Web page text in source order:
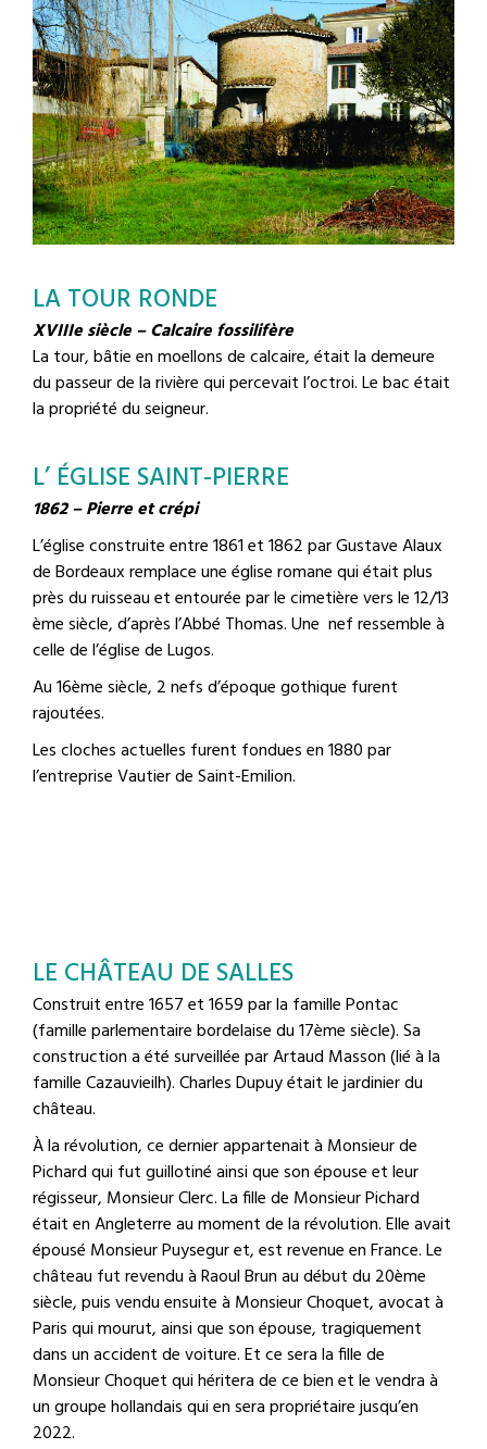
LA TOUR RONDE
XVIIIe siècle – Calcaire fossilifère
La tour, bâtie en moellons de calcaire, était la demeure
du passeur de la rivière qui percevait l’octroi. Le bac était
la propriété du seigneur.
L’ ÉGLISE SAINT-PIERRE
1862 – Pierre et crépi
L’église construite entre 1861 et 1862 par Gustave Alaux
de Bordeaux remplace une église romane qui était plus
près du ruisseau et entourée par le cimetière vers le 12/13
ème siècle, d’après l’Abbé Thomas. Une nef ressemble à
celle de l’église de Lugos.
Au 16ème siècle, 2 nefs d’époque gothique furent
rajoutées.
Les cloches actuelles furent fondues en 1880 par
l’entreprise Vautier de Saint-Emilion.
LE CHÂTEAU DE SALLES
Construit entre 1657 et 1659 par la famille Pontac
(famille parlementaire bordelaise du 17ème siècle). Sa
construction a été surveillée par Artaud Masson (lié à la
famille Cazauvieilh). Charles Dupuy était le jardinier du
château.
À la révolution, ce dernier appartenait à Monsieur de
Pichard qui fut guillotiné ainsi que son épouse et leur
régisseur, Monsieur Clerc. La fille de Monsieur Pichard
était en Angleterre au moment de la révolution. Elle avait
épousé Monsieur Puysegur et, est revenue en France. Le
château fut revendu à Raoul Brun au début du 20ème
siècle, puis vendu ensuite à Monsieur Choquet, avocat à
Paris qui mourut, ainsi que son épouse, tragiquement
dans un accident de voiture. Et ce sera la fille de
Monsieur Choquet qui héritera de ce bien et le vendra à
un groupe hollandais qui en sera propriétaire jusqu’en
2022.